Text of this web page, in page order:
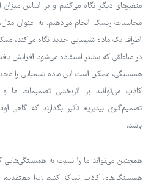
متغیرهای دیگر نگاه می‌کنیم و بر اساس میزان
محاسبات ریسک انجام می‌دهیم. به عنوان
اطراف یک ماده شیمیایی جدید نگاه می‌کند،
در مناطقی که بیشتر استفاده می‌شود افزایش
همبستگی، ممکن است این ماده شیمیایی را
کاذب می‌توانند بر اثربخشی تصمیمات ما
تصمیم‌گیری بپذیریم تأثیر بگذارند که گاهی
باشد.
همچنین می‌تواند ما را نسبت به همبستگی‌هایی